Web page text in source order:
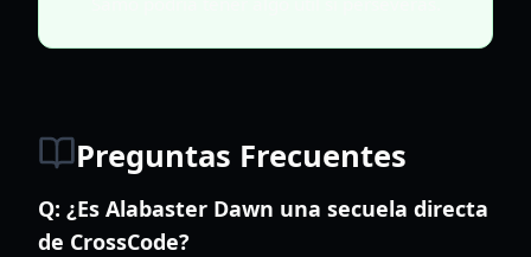
Preguntas Frecuentes
Q: ¿Es Alabaster Dawn una secuela directa
de CrossCode?